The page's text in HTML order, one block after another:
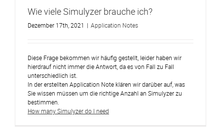
Wie viele Simulyzer brauche ich?
Dezember 17th, 2021 | Application Notes
Diese Frage bekommen wir häufig gestellt, leider haben wir
hierdrauf nicht immer die Antwort, da es von Fall zu Fall
unterschiedlich ist.
In der erstellten Application Note klären wir darüber auf, was
Sie wissen müssen um die richtige Anzahl an Simulyzer zu
bestimmen.
How many Simulyzer do I need